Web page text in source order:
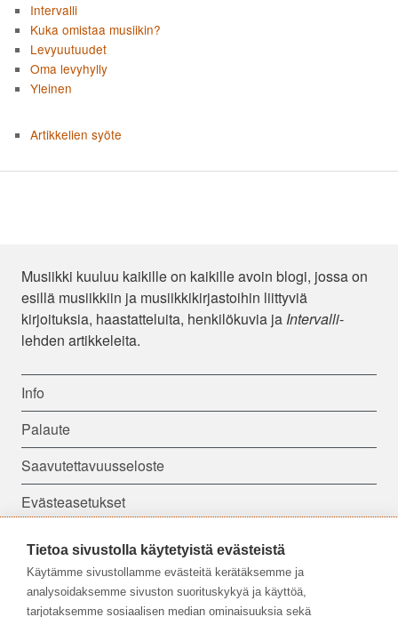
Intervalli
Kuka omistaa musiikin?
Levyuutuudet
Oma levyhylly
Yleinen
Artikkelien syöte
Musiikki kuuluu kaikille on kaikille avoin blogi, jossa on
esillä musiikkiin ja musiikkikirjastoihin liittyviä
kirjoituksia, haastatteluita, henkilökuvia ja Intervalli-
lehden artikkeleita.
Info
Palaute
Saavutettavuusseloste
Evästeasetukset
Seuraa meitä:
Tietoa sivustolla käytetyistä evästeistä
Käytämme sivustollamme evästeitä kerätäksemme ja
analysoidaksemme sivuston suorituskykyä ja käyttöä,
tarjotaksemme sosiaalisen median ominaisuuksia sekä